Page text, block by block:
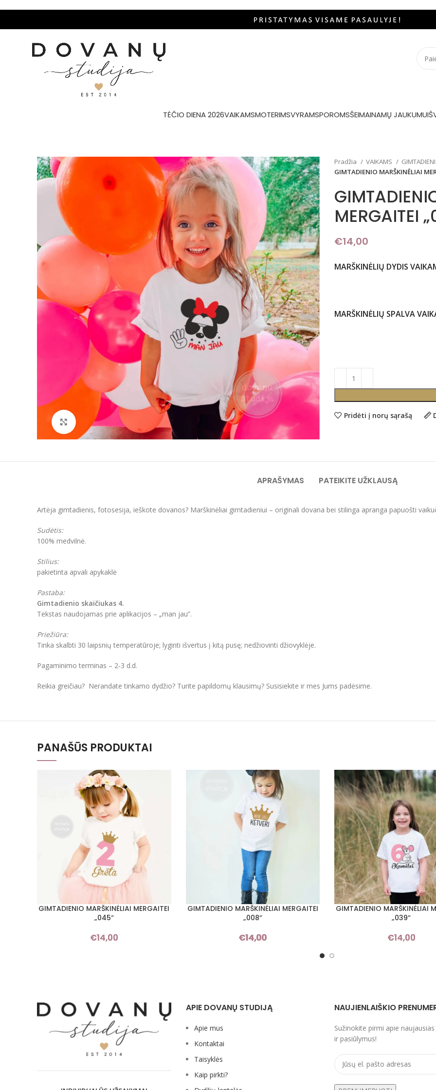
TĖČIO DIENA 2026VAIKAMSMOTERIMSVYRAMSPOROMSŠEIMAINAMŲ JAUKUMUI
Padidinti
Pradžia VAIKAMS
GIMTADIENIO MARŠKINĖLIAI
MERGAITEI
€14,00
MARŠKINĖLIŲ DYDIS
MARŠKINĖLIŲ SPALVA
Pridėti į norų sąrašą
APRAŠYMAS PATEIKITE UŽKLAUSĄ
Artėja gimtadienis, fotosesija, ieškote dovanos? Marškinėliai gimtadieniui – originali dovana bei stilinga apranga papuošti
Sudėtis:
100% medvilnė.
Stilius:
pakietinta apvali apykaklė
Pastaba:
Gimtadienio skaičiukas 4.
Tekstas naudojamas prie aplikacijos – „man jau”.
Priežiūra:
Tinka skalbti 30 laipsnių temperatūroje; lyginti išvertus į kitą pusę; nedžiovinti džiovyklėje.
Pagaminimo terminas – 2-3 d.d.
Reikia greičiau? Nerandate tinkamo dydžio? Turite papildomų klausimų? Susisiekite ir mes Jums padėsime.
PANAŠŪS PRODUKTAI
PASIRINKTI SAVYBES
GIMTADIENIO MARŠKINĖLIAI MERGAITEI
„045“
€14,00
PASIRINKTI SAVYBES
GIMTADIENIO MARŠKINĖLIAI MERGAITEI
„008“
€14,00
PASIRINKTI SAVYBES
GIMTADIENIO MARŠKINĖLIAI
„039“
€14,00
APIE DOVANŲ STUDIJĄ
Apie mus
Kontaktai
Taisyklės
Kaip pirkti?
NAUJIENLAIŠKIO
Sužinokite pirmi apie
ir pasiūlymus!